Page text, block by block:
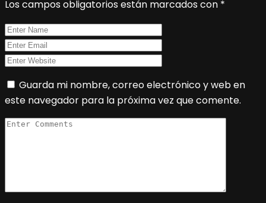
Los campos obligatorios están marcados con *
Guarda mi nombre, correo electrónico y web en
este navegador para la próxima vez que comente.